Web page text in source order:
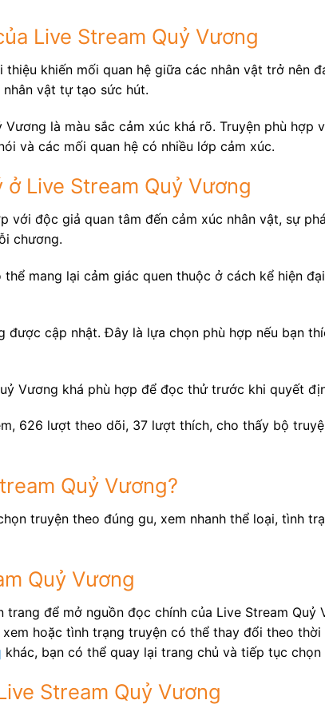
Live Stream Quỷ Vương
khiến mối quan hệ giữa các nhân vật trở nên
vật tự tạo sức hút.
Vương là màu sắc cảm xúc khá rõ. Truyện phù
và các mối quan hệ có nhiều lớp cảm xúc.
Live Stream Quỷ Vương
với độc giả quan tâm đến cảm xúc nhân vật, sự
chương.
mang lại cảm giác quen thuộc ở cách kể hiện
được cập nhật. Đây là lựa chọn phù hợp nếu bạn
Vương khá phù hợp để đọc thử trước khi quyết
626 lượt theo dõi, 37 lượt thích, cho thấy bộ
Quỷ Vương?
truyện theo đúng gu, xem nhanh thể loại, tình
Quỷ Vương
trang để mở nguồn đọc chính của Live Stream Quỷ
hoặc tình trạng truyện có thể thay đổi theo thời
khác, bạn có thể quay lại trang chủ và tiếp tục
Stream Quỷ Vương